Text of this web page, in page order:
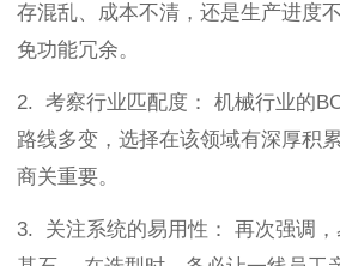
存混乱、成本不清，还是生产进度
免功能冗余。
2. 考察行业匹配度： 机械行业的
路线多变，选择在该领域有深厚积
商关重要。
3. 关注系统的易用性： 再次强调